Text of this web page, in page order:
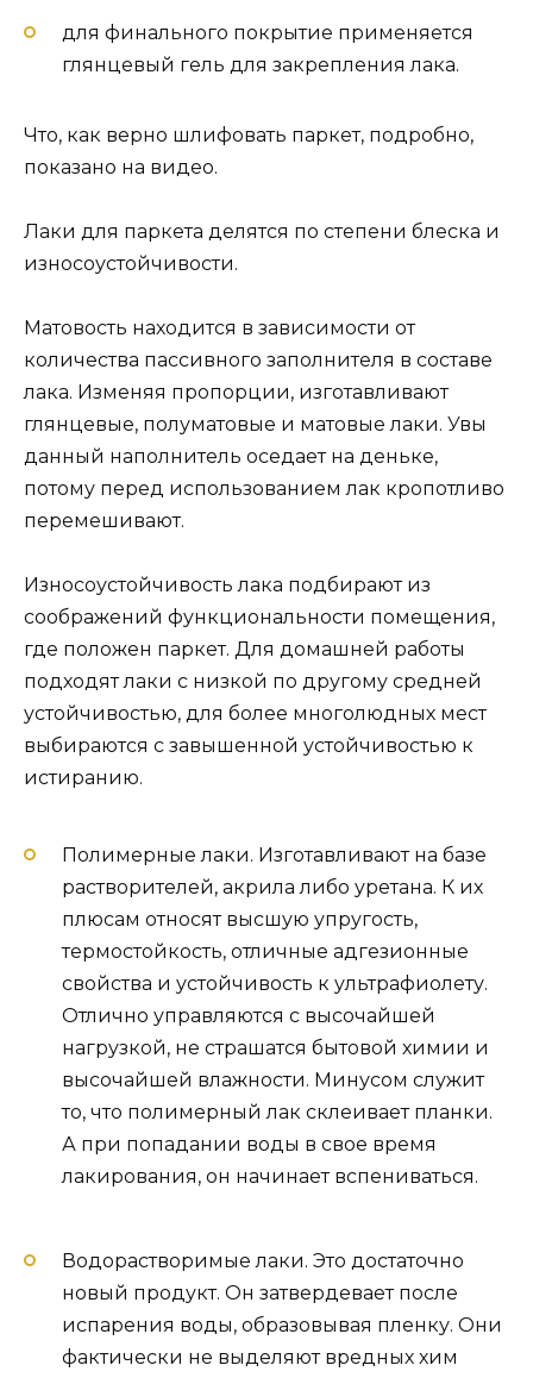
для финального покрытие применяется
глянцевый гель для закрепления лака.
Что, как верно шлифовать паркет, подробно,
показано на видео.
Лаки для паркета делятся по степени блеска и
износоустойчивости.
Матовость находится в зависимости от
количества пассивного заполнителя в составе
лака. Изменяя пропорции, изготавливают
глянцевые, полуматовые и матовые лаки. Увы
данный наполнитель оседает на деньке,
потому перед использованием лак кропотливо
перемешивают.
Износоустойчивость лака подбирают из
соображений функциональности помещения,
где положен паркет. Для домашней работы
подходят лаки с низкой по другому средней
устойчивостью, для более многолюдных мест
выбираются с завышенной устойчивостью к
истиранию.
Полимерные лаки. Изготавливают на базе
растворителей, акрила либо уретана. К их
плюсам относят высшую упругость,
термостойкость, отличные адгезионные
свойства и устойчивость к ультрафиолету.
Отлично управляются с высочайшей
нагрузкой, не страшатся бытовой химии и
высочайшей влажности. Минусом служит
то, что полимерный лак склеивает планки.
А при попадании воды в свое время
лакирования, он начинает вспениваться.
Водорастворимые лаки. Это достаточно
новый продукт. Он затвердевает после
испарения воды, образовывая пленку. Они
фактически не выделяют вредных хим